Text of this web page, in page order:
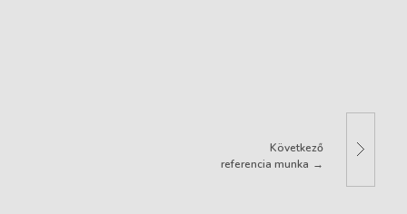
Következő
referencia munka